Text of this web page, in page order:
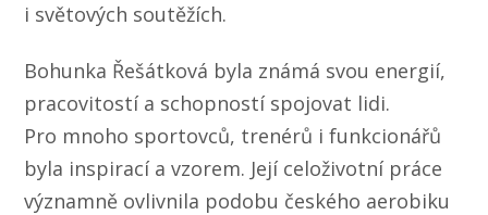
i světových soutěžích.
Bohunka Řešátková byla známá svou energií,
pracovitostí a schopností spojovat lidi.
Pro mnoho sportovců, trenérů i funkcionářů
byla inspirací a vzorem. Její celoživotní práce
významně ovlivnila podobu českého aerobiku